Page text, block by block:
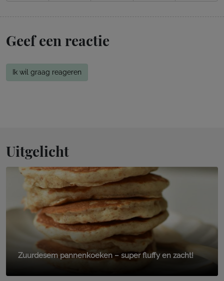
Geef een reactie
Ik wil graag reageren
Uitgelicht
Zuurdesem pannenkoeken – super fluffy en zacht!